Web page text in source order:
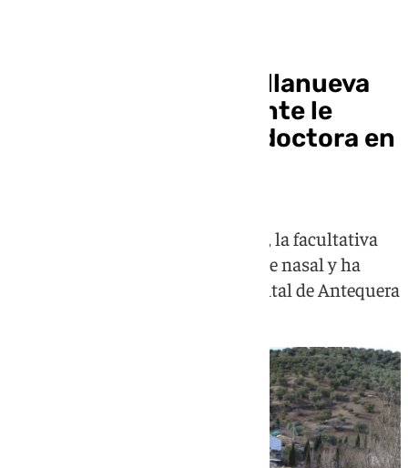
Brutal agresión en Villanueva
del Rosario: un paciente le
rompe la nariz a una doctora en
Como consecuencia del incidente, la facultativa
ha sufrido una fractura del tabique nasal y ha
tenido que ser trasladada al Hospital de Antequera